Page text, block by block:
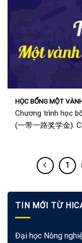
HỌC BỔNG MỘT
Chương trình học
(一带一路奖学金).
1
TIN MỚI TỪ
Đại học Nông